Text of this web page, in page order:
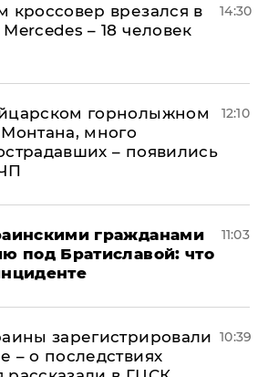
кроссовер врезался в
– 18 человек
14:30
горнолыжном
много
– появились
12:10
гражданами
под Братиславой: что
11:03
зарегистрировали
– о последствиях
10:39